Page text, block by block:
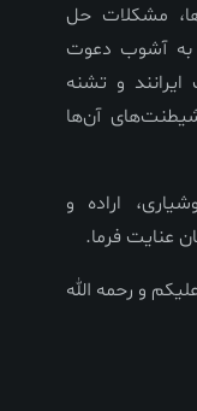
مشكلات حل
به آشوب دعوت
و تشنه
آن‌ها
اراده و
عنايت فرما.
و رحمه الله